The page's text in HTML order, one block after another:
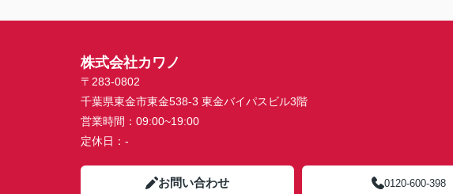
株式会社カワノ
〒283-0802
千葉県東金市東金538-3 東金バイパスビル3階
営業時間： 09:00~19:00
定休日： -
お問い合わせ 0120-600-398